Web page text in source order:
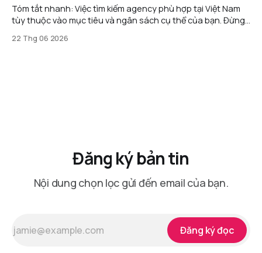
Tóm tắt nhanh: Việc tìm kiếm agency phù hợp tại Việt Nam
tùy thuộc vào mục tiêu và ngân sách cụ thể của bạn. Đừng
sách khách hàng lớn; thay vào đó, hãy tập trung vào các
22 Thg 06 2026
Đăng ký bản tin
Nội dung chọn lọc gửi đến email của bạn.
Đăng ký đọc